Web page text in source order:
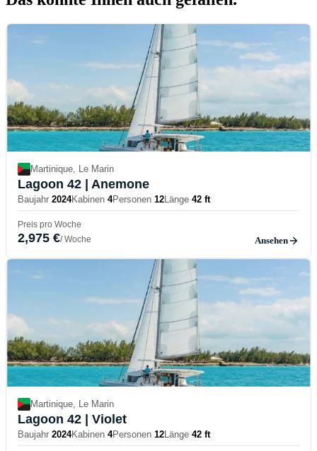
Martinique, Le Marin
Lagoon 42 | Anemone
Baujahr 2024Kabinen 4Personen 12Länge 42 ft
Preis pro Woche
2,975 €/ Woche Ansehen
Martinique, Le Marin
Lagoon 42 | Violet
Baujahr 2024Kabinen 4Personen 12Länge 42 ft